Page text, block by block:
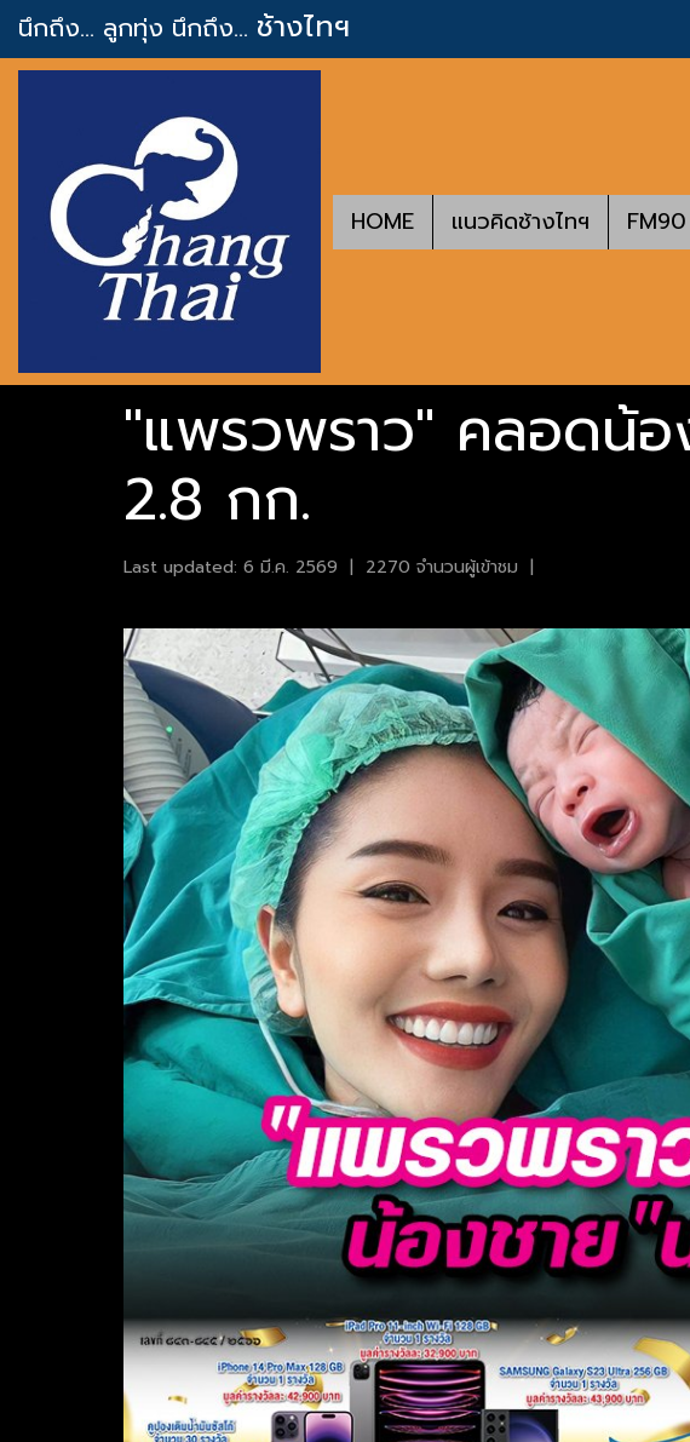
นึกถึง... ลูกทุ่ง นึกถึง... ช้างไทฯ
HOME แนวคิดช้างไทฯ
"แพรวพราว" คลอดน้อ
2.8 กก.
Last updated: 6 มี.ค. 2569 | 2270 จำนวนผู้เข้าชม |